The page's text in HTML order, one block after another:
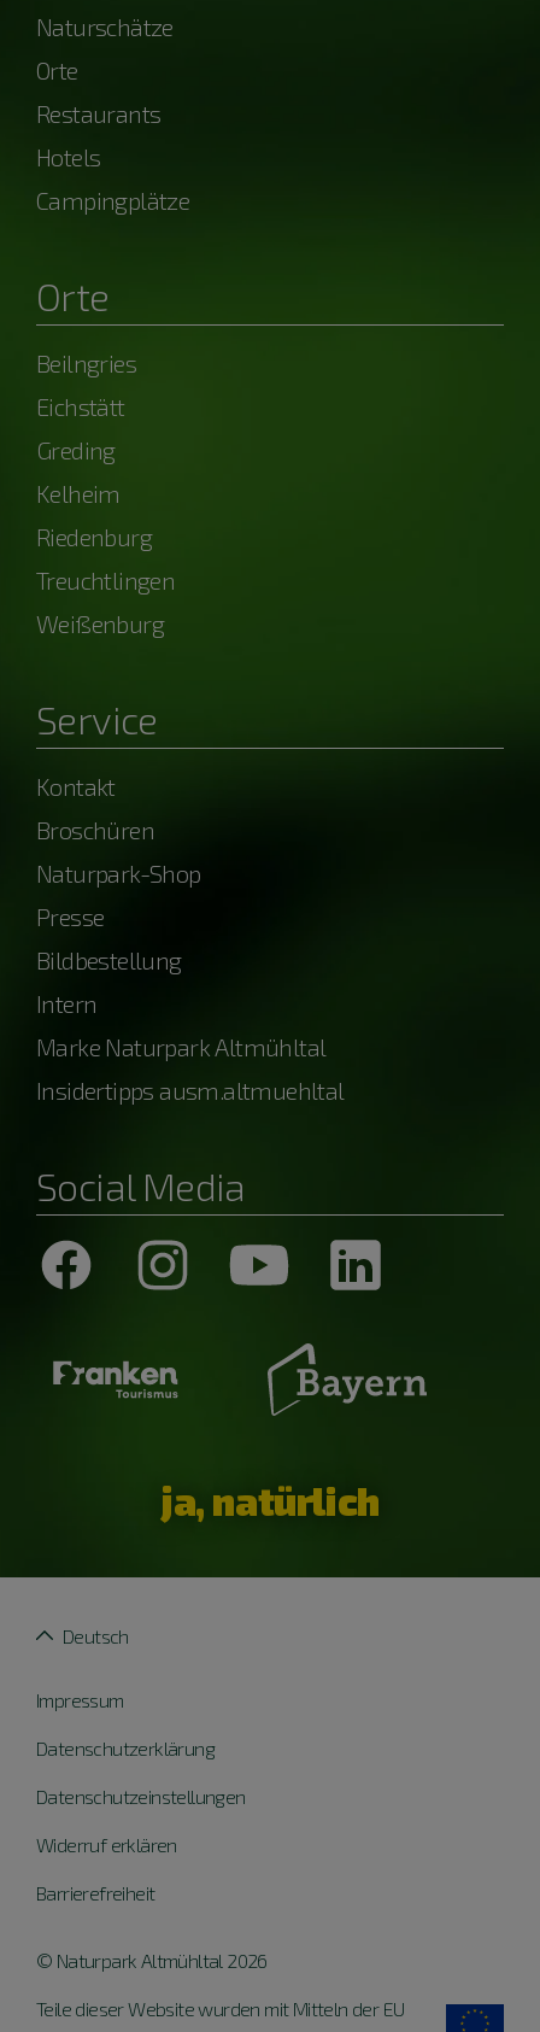
Naturschätze
Orte
Restaurants
Hotels
Campingplätze
Orte
Beilngries
Eichstätt
Greding
Kelheim
Riedenburg
Treuchtlingen
Weißenburg
Service
Kontakt
Broschüren
Naturpark-Shop
Presse
Bildbestellung
Intern
Marke Naturpark Altmühltal
Insidertipps ausm.altmuehltal
Social Media
ja, natürlich
Impressum
Datenschutzerklärung
Datenschutzeinstellungen
Widerruf erklären
Barrierefreiheit
Deutsch
© Naturpark Altmühltal 2026
Teile dieser Website wurden mit Mitteln der EU